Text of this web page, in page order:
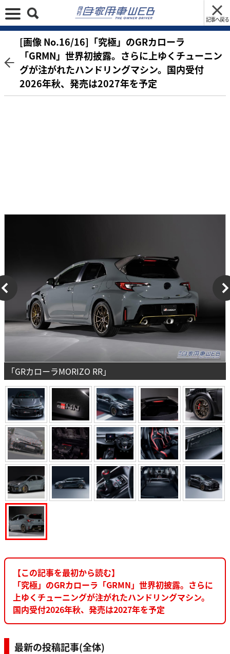
記事へ戻る
[画像 No.16/16]「究極」のGRカローラ
「GRMN」世界初披露。さらに上ゆくチューニン
グが注がれたハンドリングマシン。国内受付
2026年秋、発売は2027年を予定
「GRカローラMORIZO RR」
【この記事を最初から読む】
「究極」のGRカローラ「GRMN」世界初披露。さらに
上ゆくチューニングが注がれたハンドリングマシン。
国内受付2026年秋、発売は2027年を予定
最新の投稿記事(全体)